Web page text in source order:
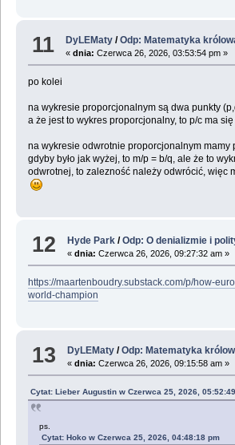
11 DyLEMaty /Odp: Matematyka
«dnia: Czerwca 26, 2026, 03:53:54 pm »
po kolei
na wykresie proporcjonalnym są dwa punkty
a że jest to wykres proporcjonalny, to p/c ma
na wykresie odwrotnie proporcjonalnym mamy
gdyby było jak wyżej, to m/p = b/q, ale że to
odwrotnej, to zalezność należy odwrócić, więc
12 Hyde Park /Odp: O denializmie i
«dnia: Czerwca 26, 2026, 09:27:32 am »
https://maartenboudry.substack.com/p/how-
world-champion
13 DyLEMaty /Odp: Matematyka
«dnia: Czerwca 26, 2026, 09:15:58 am »
Cytat: Lieber Augustin w Czerwca 25, 2026,
ps.
Cytat: Hoko w Czerwca 25, 2026, 04:48:18 pm